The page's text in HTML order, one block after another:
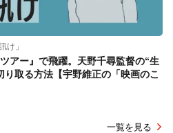
け」
アー』で飛躍。天野千尋監督の“生
り取る方法【宇野維正の「映画のこ
一覧を見る